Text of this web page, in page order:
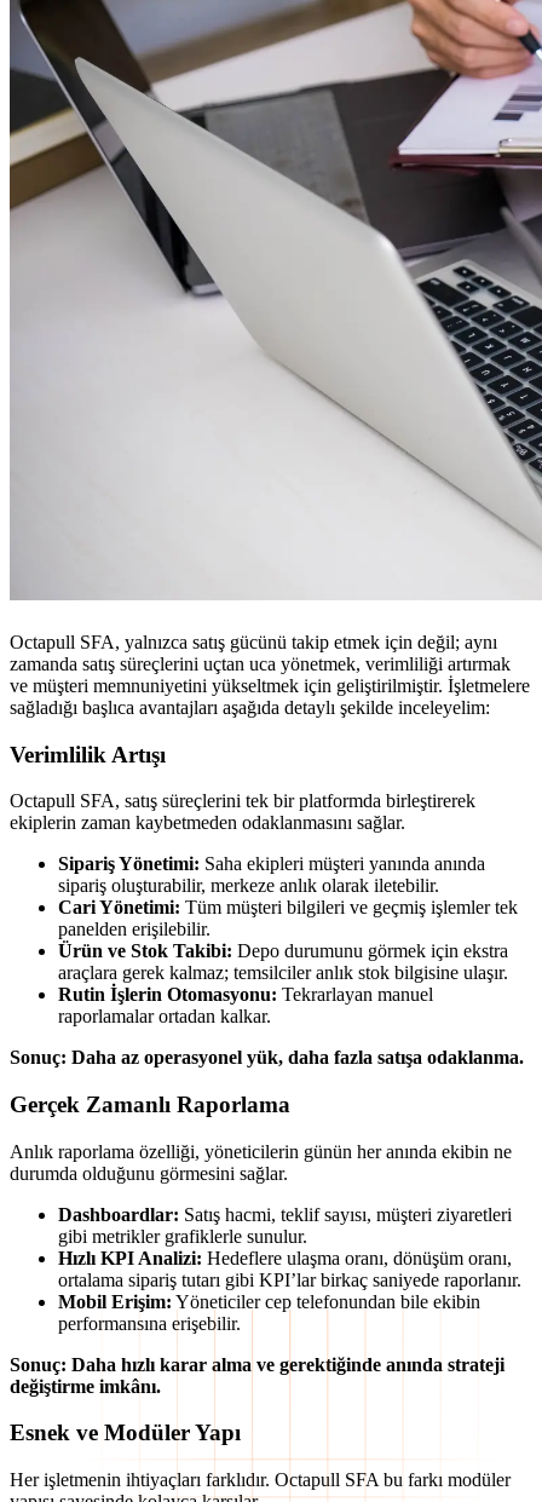
Octapull SFA, yalnızca satış gücünü takip etmek için değil; aynı
zamanda satış süreçlerini uçtan uca yönetmek, verimliliği artırmak
ve müşteri memnuniyetini yükseltmek için geliştirilmiştir. İşletmelere
sağladığı başlıca avantajları aşağıda detaylı şekilde inceleyelim:
Verimlilik Artışı
Octapull SFA, satış süreçlerini tek bir platformda birleştirerek
ekiplerin zaman kaybetmeden odaklanmasını sağlar.
Sipariş Yönetimi: Saha ekipleri müşteri yanında anında
sipariş oluşturabilir, merkeze anlık olarak iletebilir.
Cari Yönetimi: Tüm müşteri bilgileri ve geçmiş işlemler tek
panelden erişilebilir.
Ürün ve Stok Takibi: Depo durumunu görmek için ekstra
araçlara gerek kalmaz; temsilciler anlık stok bilgisine ulaşır.
Rutin İşlerin Otomasyonu: Tekrarlayan manuel
raporlamalar ortadan kalkar.
Sonuç: Daha az operasyonel yük, daha fazla satışa odaklanma.
Gerçek Zamanlı Raporlama
Anlık raporlama özelliği, yöneticilerin günün her anında ekibin ne
durumda olduğunu görmesini sağlar.
Dashboardlar: Satış hacmi, teklif sayısı, müşteri ziyaretleri
gibi metrikler grafiklerle sunulur.
Hızlı KPI Analizi: Hedeflere ulaşma oranı, dönüşüm oranı,
ortalama sipariş tutarı gibi KPI’lar birkaç saniyede raporlanır.
Mobil Erişim: Yöneticiler cep telefonundan bile ekibin
performansına erişebilir.
Sonuç: Daha hızlı karar alma ve gerektiğinde anında strateji
değiştirme imkânı.
Esnek ve Modüler Yapı
Her işletmenin ihtiyaçları farklıdır. Octapull SFA bu farkı modüler